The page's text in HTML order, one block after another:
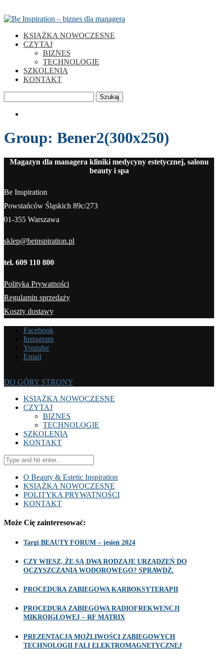
KSIĄŻKA NOWOCZESNE
CZYTAJ
BIZNES
TECHNOLOGIE
SZKOLENIA
KONTAKT
Szukaj
Group: Bener2(300x250)
Magazyn dla managera kliniki medycyny estetycznej, salonu
beauty i spa
Be Inspiration
Powstańców Śląskich 89c/273
01-355 Warszawa
sklep@beinspiration.pl
tel. 609 110 800
Polityka Prywatności
Regulamin sprzedaży
Koszty dostawy
Facebook
Instagram
Youtube
Email
DO GÓRY STRONY
KSIĄŻKA NOWOCZESNE
CZYTAJ
BIZNES
TECHNOLOGIE
SZKOLENIA
KONTAKT
O Beauty & Estetic Inspiration
KSIĄŻKA NOWOCZESNE
POLITYKA PRYWATNOŚCI
KONTAKT
Może Cię zainteresować:
Targi BEAUTY FORUM – jesień 2024
CZY WIESZ, ŻE SĄ DWA RODZAJE URZĄDZEŃ DO
OCZYSZCZANIA WODOROWEGO? SPRAWDŹ.
PROCEDURA ZABIEGOWA KARBOKSYTERAPII
PROCEDURA ZABIEGOWA RADIOFREKWENCJI
MIKROIGŁOWEJ – RF MATRIX
PREZENTACJA MOŻLIWOŚCI ZABIEGOWYCH
TECHNOLOGII FALI ELEKTROMAGNETYCZNEJ